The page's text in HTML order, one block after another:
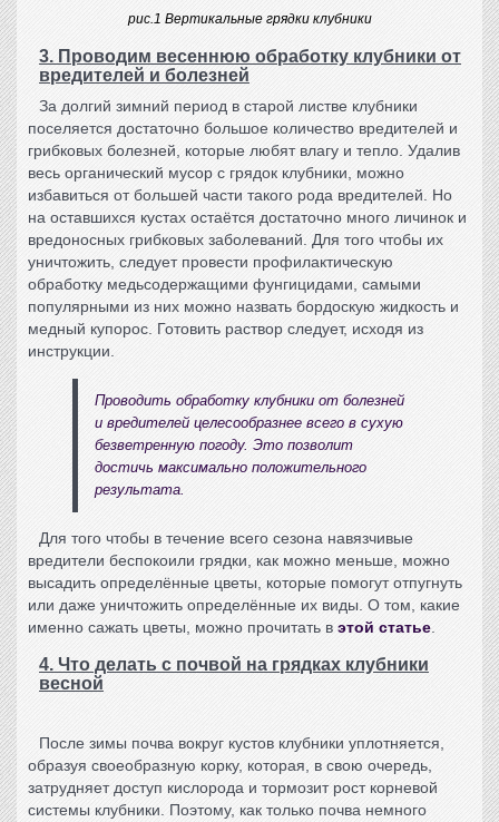
рис.1 Вертикальные грядки клубники
3. Проводим весеннюю обработку клубники от
вредителей и болезней
За долгий зимний период в старой листве клубники
поселяется достаточно большое количество вредителей и
грибковых болезней, которые любят влагу и тепло. Удалив
весь органический мусор с грядок клубники , можно
избавиться от большей части такого рода вредителей. Но
на оставшихся кустах остаётся достаточно много личинок и
вредоносных грибковых заболеваний. Для того чтобы их
уничтожить, следует провести профилактическую
обработку медьсодержащими фунгицидами, самыми
популярными из них можно назвать бордоскую жидкость и
медный купорос. Готовить раствор следует, исходя из
инструкции.
Проводить обработку клубники от болезней
и вредителей целесообразнее всего в сухую
безветренную погоду. Это позволит
достичь максимально положительного
результата.
Для того чтобы в течение всего сезона навязчивые
вредители беспокоили грядки, как можно меньше, можно
высадить определённые цветы, которые помогут отпугнуть
или даже уничтожить определённые их виды. О том, какие
именно сажать цветы, можно прочитать в этой статье
4. Что делать с почвой на грядках клубники
весной
После зимы почва вокруг кустов клубники уплотняется,
образуя своеобразную корку, которая, в свою очередь,
затрудняет доступ кислорода и тормозит рост корневой
системы клубники. Поэтому, как только почва немного